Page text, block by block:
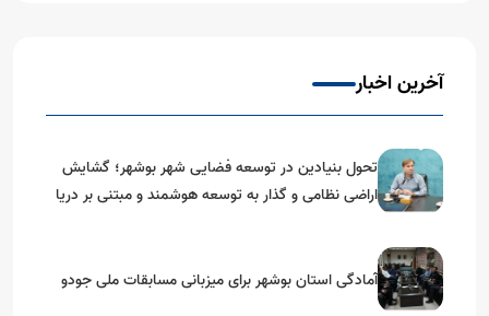
آخرین اخبار
تحول بنیادین در توسعه فضایی شهر بوشهر؛ گشایش
اراضی نظامی و گذار به توسعه هوشمند و مبتنی بر دریا
آمادگی استان بوشهر برای میزبانی مسابقات ملی جودو